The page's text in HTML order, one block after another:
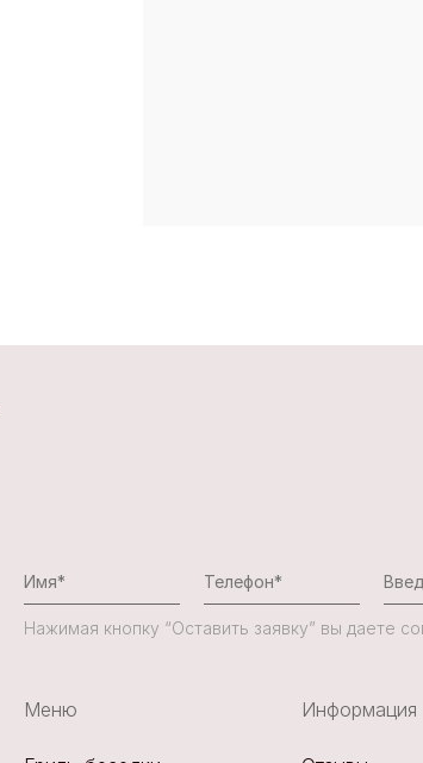
Нажимая кнопку “Оставить заявку” вы даете
Меню Информация